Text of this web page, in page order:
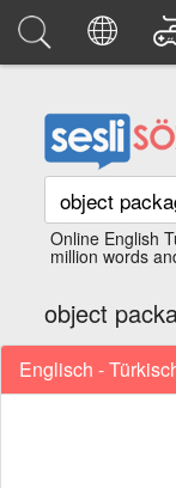
Online English
million words
object
Englisch -